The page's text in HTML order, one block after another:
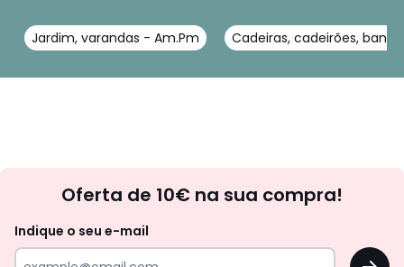
Jardim, varandas - Am.Pm Cadeiras, cadeirões,
Oferta de 10€ na sua compra!
Indique o seu e-mail
OK